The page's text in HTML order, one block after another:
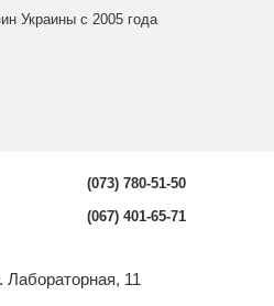
Украины с 2005 года
(073) 780-51-50
(067) 401-65-71
Лабораторная, 11